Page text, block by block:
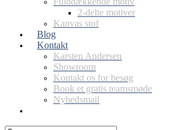
2-delte motiver
Kanvas stof
Blog
Kontakt
Karsten Andersen
Showroom
Kontakt os for besøg
Book et gratis teamsmøde
Nyhedsmail